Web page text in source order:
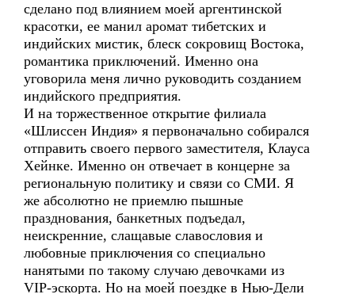
сделано под влиянием моей аргентинской
красотки, ее манил аромат тибетских и
индийских мистик, блеск сокровищ Востока,
романтика приключений. Именно она
уговорила меня лично руководить созданием
индийского предприятия.
И на торжественное открытие филиала
«Шлиссен Индия» я первоначально собирался
отправить своего первого заместителя, Клауса
Хейнке. Именно он отвечает в концерне за
региональную политику и связи со СМИ. Я
же абсолютно не приемлю пышные
празднования, банкетных подъедал,
неискренние, слащавые славословия и
любовные приключения со специально
нанятыми по такому случаю девочками из
VIP-эскорта. Но на моей поездке в Нью-Дели